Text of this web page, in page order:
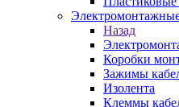
Назад
Коробки
Зажимы
Изолента
Клеммы